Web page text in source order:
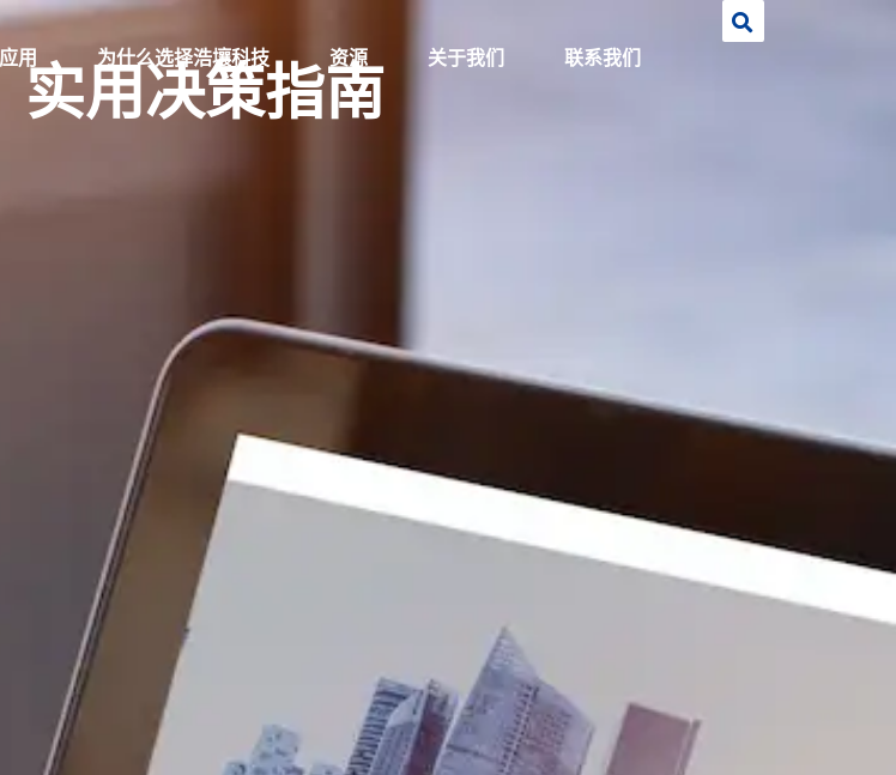
应用 为什么选择浩壤科技 资源 关于我们 联系我们
实用决策指南